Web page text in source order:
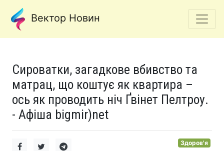
Вектор Новин
Сироватки, загадкове вбивство та
матрац, що коштує як квартира –
ось як проводить ніч Ґвінет Пелтроу.
- Афіша bigmir)net
Здоров'я